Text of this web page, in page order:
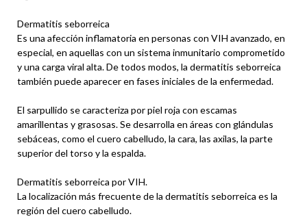
Dermatitis seborreica
Es una afección inflamatoria en personas con VIH avanzado, en
especial, en aquellas con un sistema inmunitario comprometido
y una carga viral alta. De todos modos, la dermatitis seborreica
también puede aparecer en fases iniciales de la enfermedad.
El sarpullido se caracteriza por piel roja con escamas
amarillentas y grasosas. Se desarrolla en áreas con glándulas
sebáceas, como el cuero cabelludo, la cara, las axilas, la parte
superior del torso y la espalda.
Dermatitis seborreica por VIH.
La localización más frecuente de la dermatitis seborreica es la
región del cuero cabelludo.